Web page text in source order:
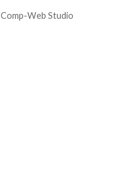
Comp-Web Studio